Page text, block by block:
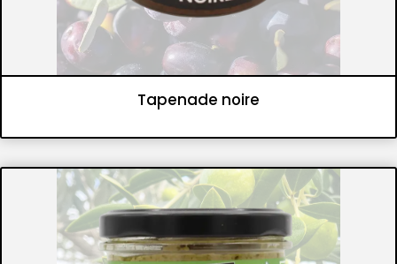
Tapenade noire
Tapenades Tartinables